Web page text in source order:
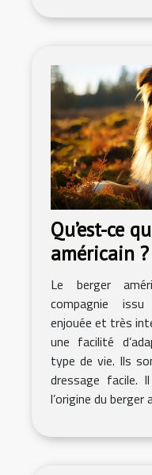
Qu’est-ce
américain ?
Le berger
compagnie issu
enjouée et très
une facilité
type de vie. Ils
dressage facile.
l’origine du berger